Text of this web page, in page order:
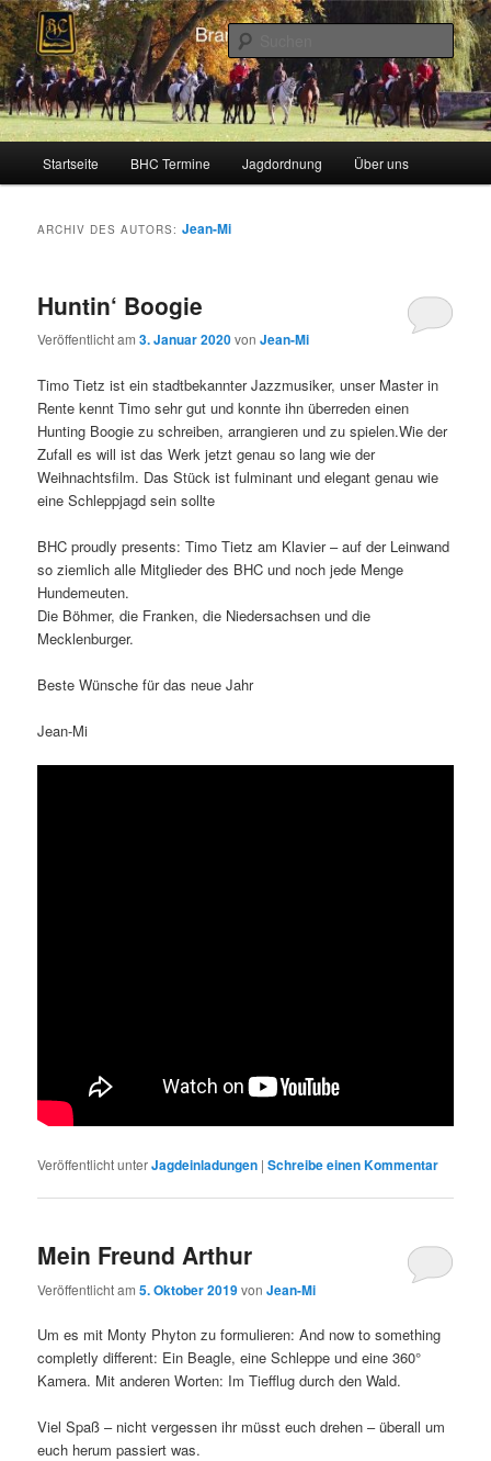
Zum
Inhalt
wechseln
Zum
sekundären
Inhalt
wechselnBrandenburger Hunting Club
Schleppjagden und Vielseitigkeitsreiten in Berlin und Brandenburg
Startseite BHC Termine Jagdordnung Über uns
ARCHIV DES AUTORS:Jean-Mi
Huntin‘ Boogie
Veröffentlicht am3. Januar 2020vonJean-Mi
Timo Tietz ist ein stadtbekannter Jazzmusiker, unser Master in
Rente kennt Timo sehr gut und konnte ihn überreden einen
Hunting Boogie zu schreiben, arrangieren und zu spielen.Wie der
Zufall es will ist das Werk jetzt genau so lang wie der
Weihnachtsfilm. Das Stück ist fulminant und elegant genau wie
eine Schleppjagd sein sollte
BHC proudly presents: Timo Tietz am Klavier – auf der Leinwand
so ziemlich alle Mitglieder des BHC und noch jede Menge
Hundemeuten.
Die Böhmer, die Franken, die Niedersachsen und die
Mecklenburger.
Beste Wünsche für das neue Jahr
Jean-Mi
Veröffentlicht unterJagdeinladungen |Schreibe einen Kommentar
Mein Freund Arthur
Veröffentlicht am5. Oktober 2019vonJean-Mi
Um es mit Monty Phyton zu formulieren: And now to something
completly different: Ein Beagle, eine Schleppe und eine 360°
Kamera. Mit anderen Worten: Im Tiefflug durch den Wald.
Viel Spaß – nicht vergessen ihr müsst euch drehen – überall um
euch herum passiert was.